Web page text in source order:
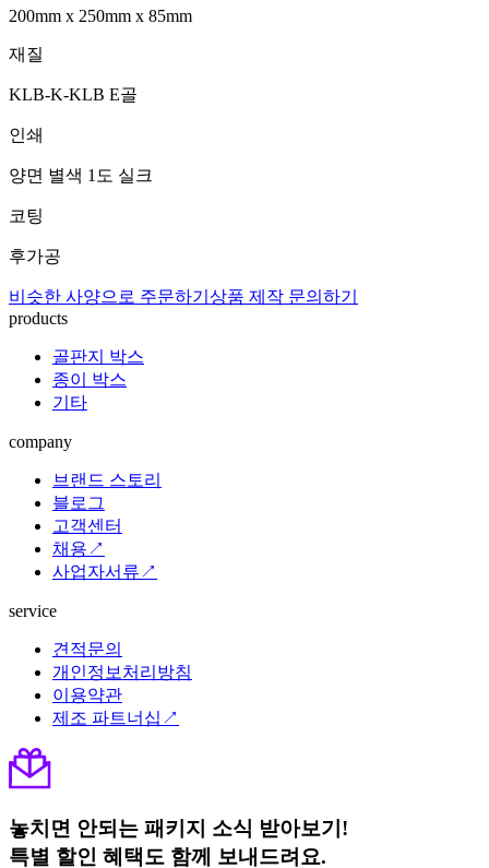
200mm x 250mm x 85mm
재질
KLB-K-KLB E골
인쇄
양면 별색 1도 실크
코팅
후가공
비슷한 사양으로 주문하기 상품 제작 문의하기
products
골판지 박스
종이 박스
기타
company
브랜드 스토리
블로그
고객센터
채용↗
사업자서류↗
service
견적문의
개인정보처리방침
이용약관
제조 파트너십↗
놓치면 안되는 패키지 소식 받아보기!
특별 할인 혜택도 함께 보내드려요.